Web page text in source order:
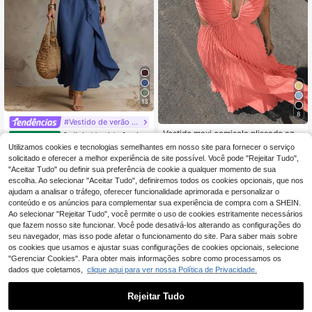
13
#Vestido de verão para o litoral
EU Warehouse Solivie Vestido femini
no casual de festa com babados na
cor sólida e fenda.
#1 Mais Vendido em Enrole Vestidos Femininos
16,33€
8
Vestido maxi camisola plissado azul
claro para mulher, com busto franzi
do, costas nuas, fluido, elegante, pa
ra verão, férias, praia, resort, festa e
época de regresso às aulas
23,19€
Utilizamos cookies e tecnologias semelhantes em nosso site para fornecer o serviço
solicitado e oferecer a melhor experiência de site possível. Você pode "Rejeitar Tudo",
"Aceitar Tudo" ou definir sua preferência de cookie a qualquer momento de sua
escolha. Ao selecionar "Aceitar Tudo", definiremos todos os cookies opcionais, que nos
ajudam a analisar o tráfego, oferecer funcionalidade aprimorada e personalizar o
conteúdo e os anúncios para complementar sua experiência de compra com a SHEIN.
Ao selecionar "Rejeitar Tudo", você permite o uso de cookies estritamente necessários
que fazem nosso site funcionar. Você pode desativá-los alterando as configurações do
seu navegador, mas isso pode afetar o funcionamento do site. Para saber mais sobre
os cookies que usamos e ajustar suas configurações de cookies opcionais, selecione
"Gerenciar Cookies". Para obter mais informações sobre como processamos os
dados que coletamos, clique aqui para ver nossa Política de Privacidade.
Rejeitar Tudo